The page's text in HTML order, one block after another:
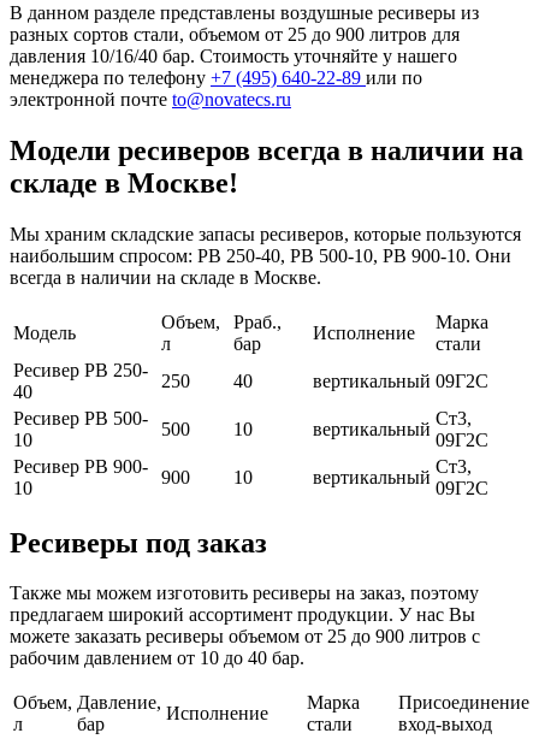
В данном разделе представлены воздушные ресиверы из
разных сортов стали, объемом от 25 до 900 литров для
давления 10/16/40 бар. Стоимость уточняйте у нашего
менеджера по телефону +7 (495) 640-22-89 или по
электронной почте to@novatecs.ru
Модели ресиверов всегда в наличии на
складе в Москве!
Мы храним складские запасы ресиверов, которые пользуются
наибольшим спросом: РВ 250-40, РВ 500-10, РВ 900-10. Они
всегда в наличии на складе в Москве.
Модель
Объем,
л
Рраб.,
бар
Исполнение
Марка
стали
Ресивер РВ 250-
40
250 40 вертикальный 09Г2С
Ресивер РВ 500-
10
500 10 вертикальный
Ст3,
09Г2С
Ресивер РВ 900-
10
900 10 вертикальный
Ст3,
09Г2С
Ресиверы под заказ
Также мы можем изготовить ресиверы на заказ, поэтому
предлагаем широкий ассортимент продукции. У нас Вы
можете заказать ресиверы объемом от 25 до 900 литров с
рабочим давлением от 10 до 40 бар.
Объем,
л
Давление,
бар
Исполнение
Марка
стали
Присоединение
вход-выход